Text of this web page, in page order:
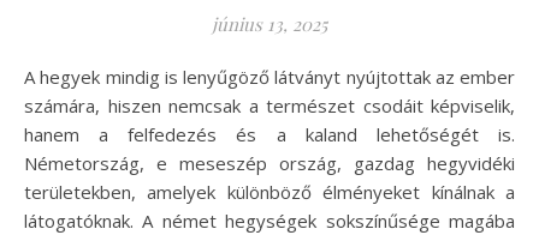
június 13, 2025
A hegyek mindig is lenyűgöző látványt nyújtottak az ember
számára, hiszen nemcsak a természet csodáit képviselik,
hanem a felfedezés és a kaland lehetőségét is.
Németország, e meseszép ország, gazdag hegyvidéki
területekben, amelyek különböző élményeket kínálnak a
látogatóknak. A német hegységek sokszínűsége magába